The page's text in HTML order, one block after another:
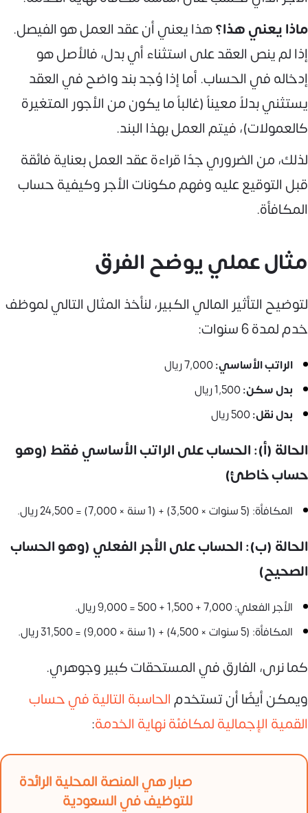
ماذا يعني هذا؟هذا يعني أن عقد العمل هو الفيصل.
إذا لم ينص العقد على استثناء أي بدل، فالأصل هو
إدخاله في الحساب. أما إذا وُجد بند واضح في العقد
يستثني بدلاً معيناً (غالباً ما يكون من الأجور المتغيرة
كالعمولات)، فيتم العمل بهذا البند.
لذلك، من الضروري جدًا قراءة عقد العمل بعناية فائقة
قبل التوقيع عليه وفهم مكونات الأجر وكيفية حساب
المكافأة.
مثال عملي يوضح الفرق
لتوضيح التأثير المالي الكبير، لنأخذ المثال التالي لموظف
خدم لمدة 6 سنوات:
الراتب الأساسي:
بدل سكن:
بدل نقل:
الحالة (أ): الحساب على الراتب الأساسي فقط (وهو
حساب خاطئ)
المكافأة: (5 سنوات × 3,500) + (1 سنة × 7,000) = 24,500 ريال.
الحالة (ب): الحساب على الأجر الفعلي (وهو الحساب
الصحيح)
الأجر الفعلي: 7,000 + 1,500 + 500 = 9,000 ريال.
المكافأة: (5 سنوات × 4,500) + (1 سنة × 9,000) = 31,500 ريال.
كما نرى، الفارق في المستحقات كبير وجوهري.
ويمكن أيضًا أن تستخدمالحاسبة التالية في حساب
القمية الإجمالية لمكافئة نهاية الخدمة:
صبار هي المنصة المحلية الرائدة
للتوظيف في السعودية